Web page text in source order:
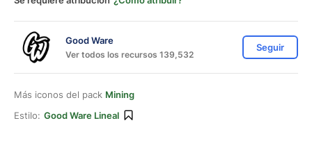
Good Ware
Ver todos los recursos 139,532
Seguir
Más iconos del pack Mining
Estilo: Good Ware Lineal